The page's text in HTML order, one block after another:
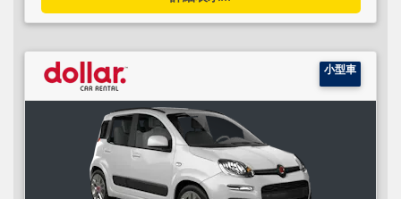
小型車